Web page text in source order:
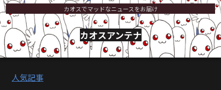
カオスでマッドなニュースをお届け
カオスアンテナ
人気記事